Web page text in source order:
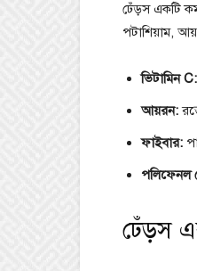
ঢেঁড়স একটি কম
পটাশিয়াম,
ভিটামিন C:
আয়রন:
ফাইবার:
পলিফেনল
ঢেঁড়স